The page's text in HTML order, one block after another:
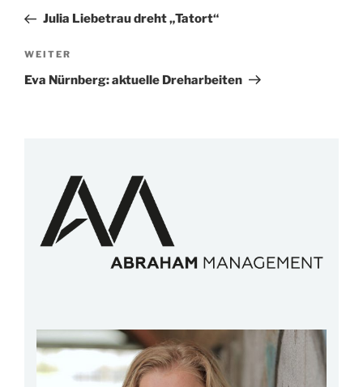
Beitrag
Julia Liebetrau dreht „Tatort“
Nächster
Beitrag
WEITER
Eva Nürnberg: aktuelle Dreharbeiten